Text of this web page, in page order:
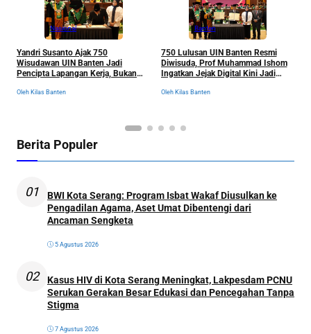
Nasional
Yandri Susanto Ajak 750
Wisudawan UIN Banten Jadi
Pencipta Lapangan Kerja, Bukan
Oleh Kilas Banten
Banten
750 Lulusan UIN Banten Resmi
Diwisuda, Prof Muhammad Ishom
Ingatkan Jejak Digital Kini Jadi
Oleh Kilas Banten
Berita Populer
01
BWI Kota Serang: Program Isbat Wakaf Diusulkan ke
Pengadilan Agama, Aset Umat Dibentengi dari
Ancaman Sengketa
5 Agustus 2026
02
Kasus HIV di Kota Serang Meningkat, Lakpesdam PCNU
Serukan Gerakan Besar Edukasi dan Pencegahan Tanpa
Stigma
7 Agustus 2026